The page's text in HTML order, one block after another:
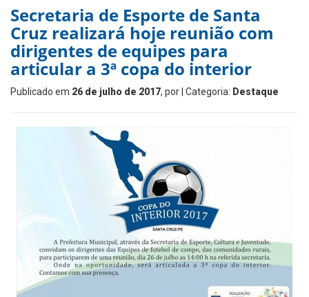
Secretaria de Esporte de Santa
Cruz realizará hoje reunião com
dirigentes de equipes para
articular a 3ª copa do interior
Publicado em 26 de julho de 2017, por | Categoria: Destaque